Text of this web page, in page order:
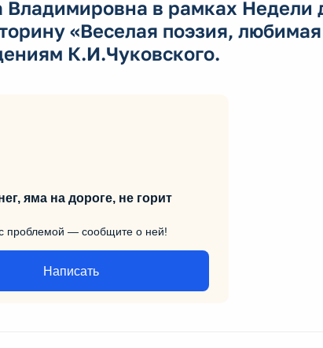
Владимировна в рамках Недели
«Веселая поэзия,
К.И.Чуковского.
яма на дороге, не горит
проблемой — сообщите о ней!
Написать